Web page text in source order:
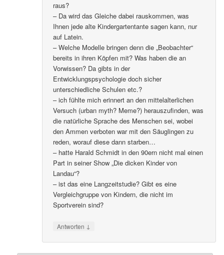
raus?
– Da wird das Gleiche dabei rauskommen, was
Ihnen jede alte Kindergartentante sagen kann, nur
auf Latein.
– Welche Modelle bringen denn die „Beobachter“
bereits in ihren Köpfen mit? Was haben die an
Vorwissen? Da gibts in der
Entwicklungspsychologie doch sicher
unterschiedliche Schulen etc.?
– ich fühlte mich erinnert an den mittelalterlichen
Versuch (urban myth? Meme?) herauszufinden, was
die natürliche Sprache des Menschen sei, wobei
den Ammen verboten war mit den Säuglingen zu
reden, worauf diese dann starben…
– hatte Harald Schmidt in den 90ern nicht mal einen
Part in seiner Show „Die dicken Kinder von
Landau“?
– ist das eine Langzeitstudie? Gibt es eine
Vergleichgruppe von Kindern, die nicht im
Sportverein sind?
Antworten ↓